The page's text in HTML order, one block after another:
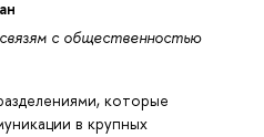
с общественностью
которые
в крупных